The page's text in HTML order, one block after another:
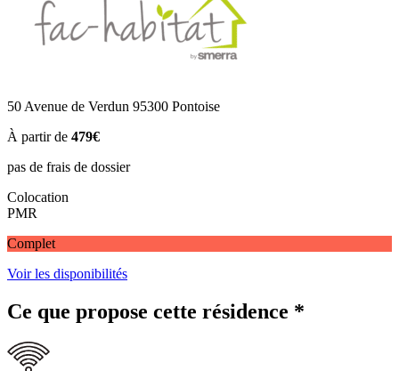
50 Avenue de Verdun 95300 Pontoise
À partir de 479€
pas de frais de dossier
Colocation
PMR
Complet
Voir les disponibilités
Ce que propose cette résidence *